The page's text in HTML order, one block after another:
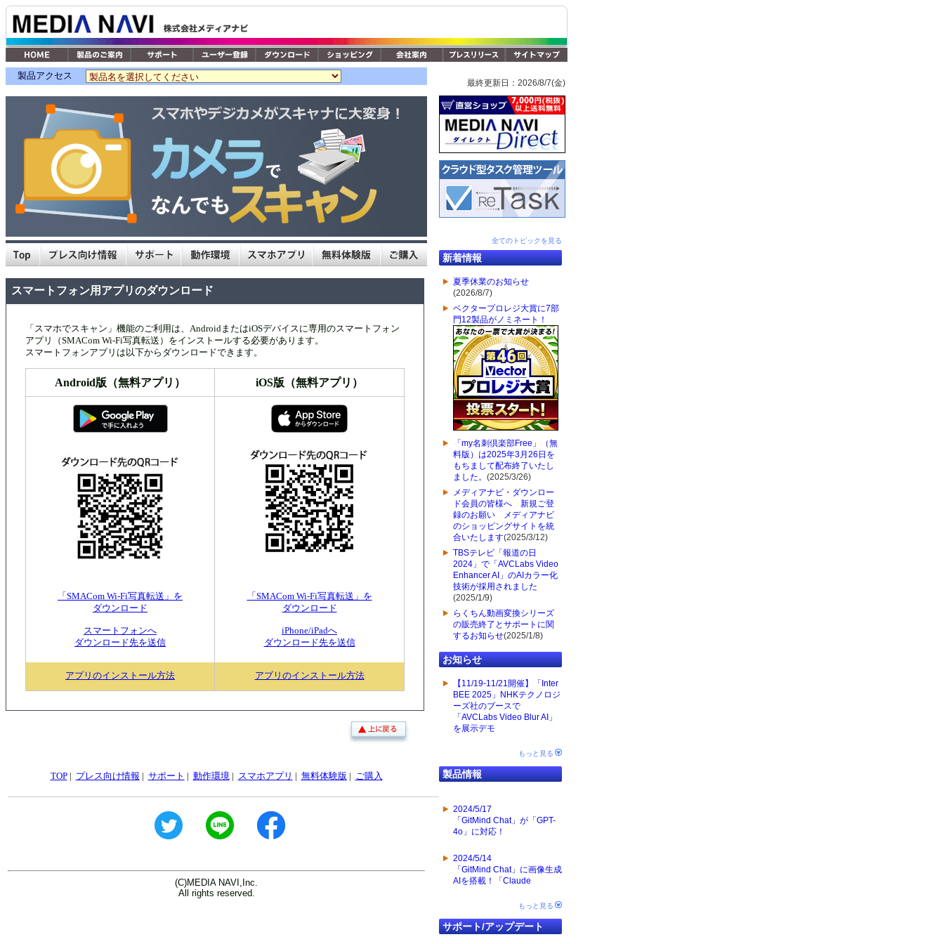
最終更新日：2026/8/7(金)
全てのトピックを見る
新着情報
夏季休業のお知らせ
(2026/8/7)
ベクタープロレジ大賞に7部
門12製品がノミネート！
「my名刺倶楽部Free」（無
料版）は2025年3月26日を
もちまして配布終了いたし
ました。 (2025/3/26)
メディアナビ・ダウンロー
ド会員の皆様へ 新規ご登
録のお願い メディアナビ
のショッピングサイトを統
合いたします(2025/3/12)
TBSテレビ「報道の日
2024」で「AVCLabs Video
Enhancer AI」のAIカラー化
技術が採用されました
(2025/1/9)
らくちん動画変換シリーズ
の販売終了とサポートに関
するお知らせ(2025/1/8)
お知らせ
【11/19-11/21開催】「Inter
BEE 2025」NHKテクノロジ
ーズ社のブースで
「AVCLabs Video Blur AI」
を展示デモ
もっと見る
製品情報
2024/5/17
「GitMind Chat」が「GPT-
4o」に対応！
2024/5/14
「GitMind Chat」に画像生成
AIを搭載！「Claude
もっと見る
サポート/アップデート
製品アクセス
スマートフォン用アプリのダウンロード
「スマホでスキャン」機能のご利用は、AndroidまたはiOSデバイスに専用のスマートフォン
アプリ（SMACom Wi-Fi写真転送）をインストールする必要があります。
スマートフォンアプリは以下からダウンロードできます。
Android版（無料アプリ） iOS版（無料アプリ）
「SMACom Wi-Fi写真転送」を
ダウンロード
スマートフォンへ
ダウンロード先を送信
「SMACom Wi-Fi写真転送」を
ダウンロード
iPhone/iPadへ
ダウンロード先を送信
アプリのインストール方法 アプリのインストール方法
TOP| プレス向け情報 サポート 動作環境| スマホアプリ 無料体験版 ご購入
(C)MEDIA NAVI,Inc.
All rights reserved.